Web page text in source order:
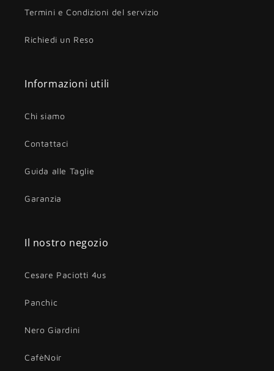
Termini e Condizioni del servizio
Richiedi un Reso
Informazioni utili
Chi siamo
Contattaci
Guida alle Taglie
Garanzia
Il nostro negozio
Cesare Paciotti 4us
Panchic
Nero Giardini
CafèNoir